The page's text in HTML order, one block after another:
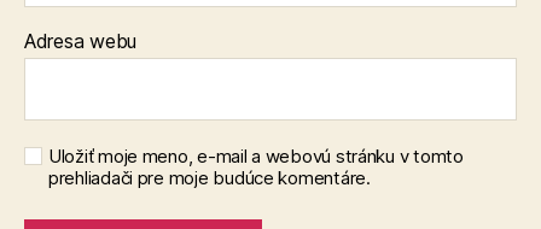
Adresa webu
Uložiť moje meno, e-mail a webovú stránku v tomto
prehliadači pre moje budúce komentáre.